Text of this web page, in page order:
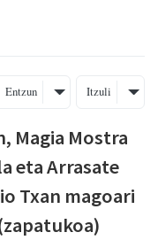
Entzun Itzuli
Magia Mostra
eta Arrasate
Txan magoari